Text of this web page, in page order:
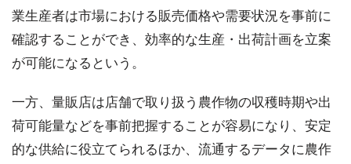
業生産者は市場における販売価格や需要状況を事前に
確認することができ、効率的な生産・出荷計画を立案
が可能になるという。
一方、量販店は店舗で取り扱う農作物の収穫時期や出
荷可能量などを事前把握することが容易になり、安定
的な供給に役立てられるほか、流通するデータに農作